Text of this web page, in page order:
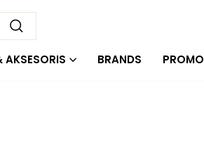
85 RIBU
Cari
AKSESORIS BRANDS PROMO